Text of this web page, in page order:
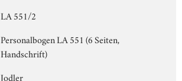
LA 551/2
Personalbogen LA 551 (6 Seiten,
Handschrift)
Jodler